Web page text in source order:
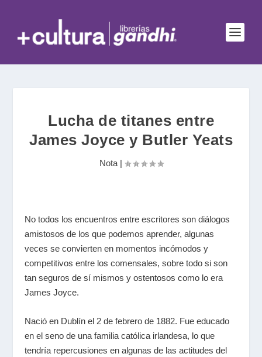
Lucha de titanes entre
James Joyce y Butler Yeats
Nota|
No todos los encuentros entre escritores son diálogos
amistosos de los que podemos aprender, algunas
veces se convierten en momentos incómodos y
competitivos entre los comensales, sobre todo si son
tan seguros de sí mismos y ostentosos como lo era
James Joyce.
Nació en Dublín el 2 de febrero de 1882. Fue educado
en el seno de una familia católica irlandesa, lo que
tendría repercusiones en algunas de las actitudes del